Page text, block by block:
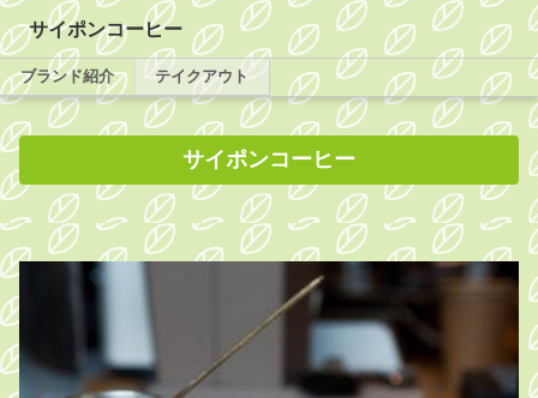
サイポンコーヒー
ブランド紹介 テイクアウト
サイポンコーヒー